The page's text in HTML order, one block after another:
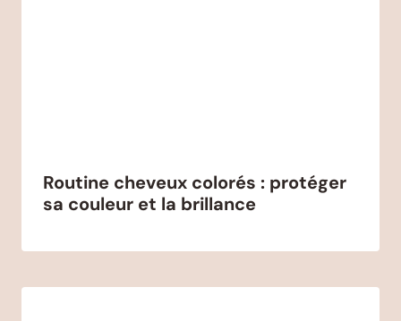
Routine cheveux colorés : protéger
sa couleur et la brillance